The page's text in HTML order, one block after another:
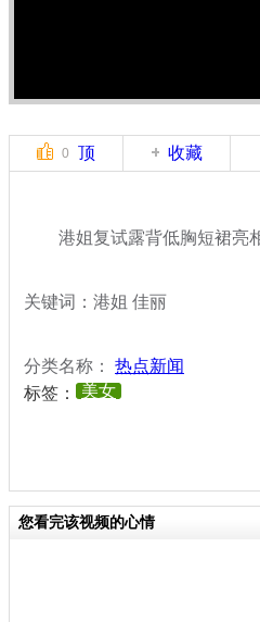
0 顶 收藏
港姐复试露背低胸短裙亮
关键词：港姐 佳丽
分类名称： 热点新闻
标签：
美女
您看完该视频的心情